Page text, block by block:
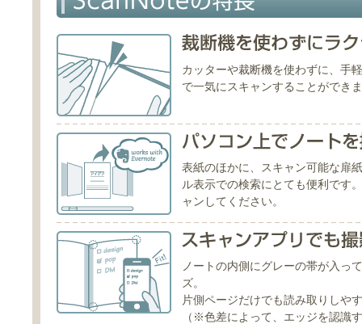
カッターや裁断機を使わずに、手
で一気にスキャンすることができ
表紙のほかに、スキャン可能な扉
ル表示での検索にとても便利です
ャンしてください。
ノートの内側にグレーの帯が入っ
ズ。
片側ページだけでも読み取りしや
（※色差によって、エッジを認識